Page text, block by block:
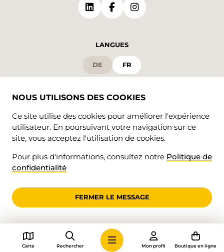
LANGUES
DE FR
© 2026 • Valrando
impressum
NOUS UTILISONS DES COOKIES
Ce site utilise des cookies pour améliorer l'expérience
utilisateur. En poursuivant votre navigation sur ce
site, vous acceptez l'utilisation de cookies.
Pour plus d'informations, consultez notre Politique de
confidentialité
FERMER LE MESSAGE
Carte Rechercher Mon profil Boutique en ligne